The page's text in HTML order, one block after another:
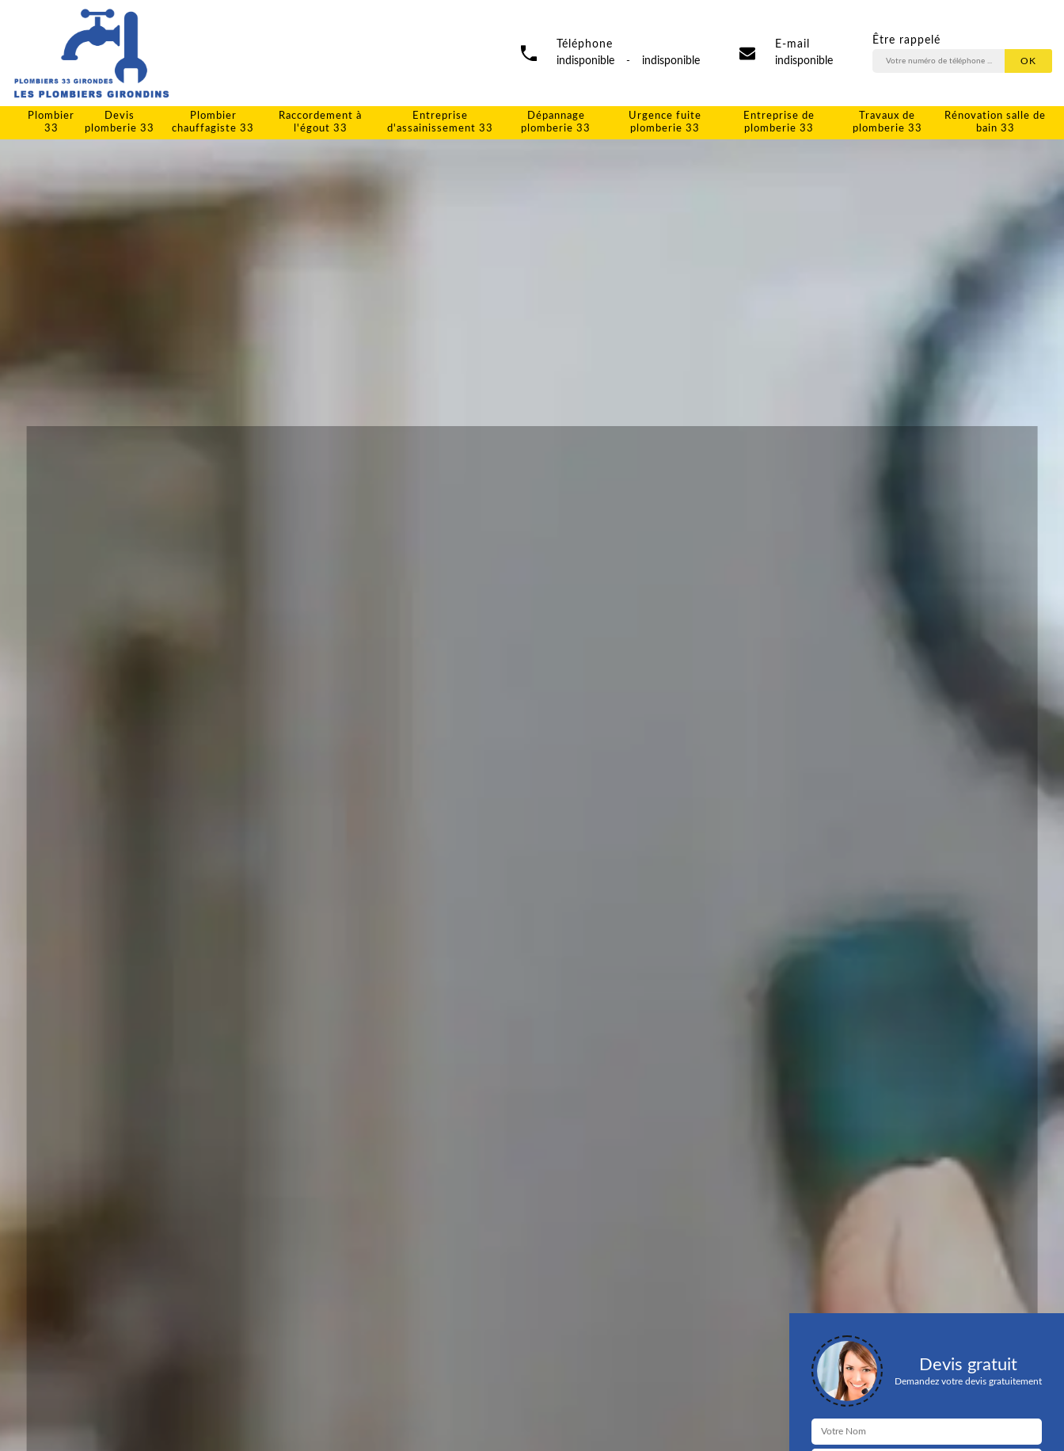
Téléphone
indisponible
- indisponible
E-mail
indisponible
Être rappelé
Plombier
33
Devis
plomberie 33
Plombier
chauffagiste 33
Raccordement à
l'égout 33
Entreprise
d'assainissement 33
Dépannage
plomberie 33
Urgence fuite
plomberie 33
Entreprise de
plomberie 33
Travaux de
plomberie 33
Rénovation salle de
bain 33
Devis gratuit
Demandez votre devis gratuitement